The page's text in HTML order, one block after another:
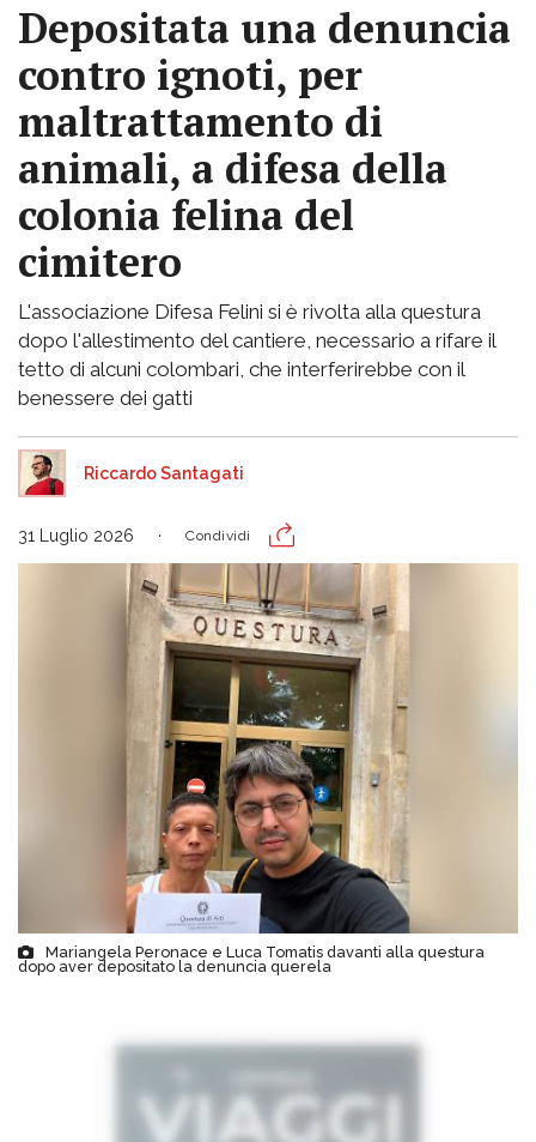
Depositata una denuncia
contro ignoti, per
maltrattamento di
animali, a difesa della
colonia felina del
cimitero
L'associazione Difesa Felini si è rivolta alla questura
dopo l'allestimento del cantiere, necessario a rifare il
tetto di alcuni colombari, che interferirebbe con il
benessere dei gatti
Riccardo Santagati
31 Luglio 2026 Condividi
Mariangela Peronace e Luca Tomatis davanti alla questura
dopo aver depositato la denuncia querela